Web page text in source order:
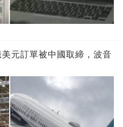
元訂單被中國取締，波音